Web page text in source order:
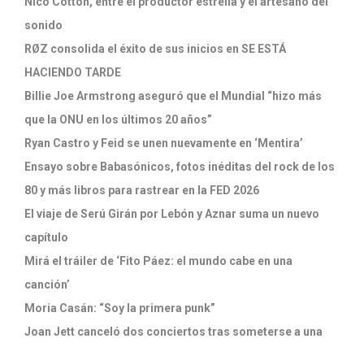
sonido
RØZ consolida el éxito de sus inicios en SE ESTÁ
HACIENDO TARDE
Billie Joe Armstrong aseguró que el Mundial “hizo más
que la ONU en los últimos 20 años”
Ryan Castro y Feid se unen nuevamente en ‘Mentira’
Ensayo sobre Babasónicos, fotos inéditas del rock de los
80 y más libros para rastrear en la FED 2026
El viaje de Serú Girán por Lebón y Aznar suma un nuevo
capítulo
Mirá el tráiler de ‘Fito Páez: el mundo cabe en una
canción’
Moria Casán: “Soy la primera punk”
Joan Jett canceló dos conciertos tras someterse a una